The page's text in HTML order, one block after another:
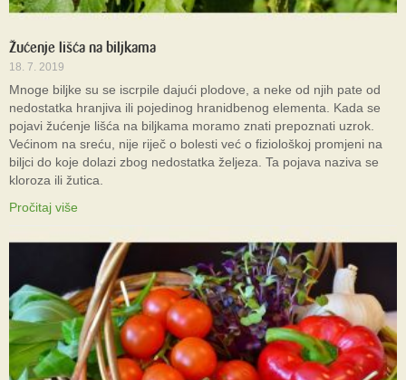
Žućenje lišća na biljkama
18. 7. 2019
Mnoge biljke su se iscrpile dajući plodove, a neke od njih pate od
nedostatka hranjiva ili pojedinog hranidbenog elementa. Kada se
pojavi žućenje lišća na biljkama moramo znati prepoznati uzrok.
Većinom na sreću, nije riječ o bolesti već o fiziološkoj promjeni na
biljci do koje dolazi zbog nedostatka željeza. Ta pojava naziva se
kloroza ili žutica.
Pročitaj više